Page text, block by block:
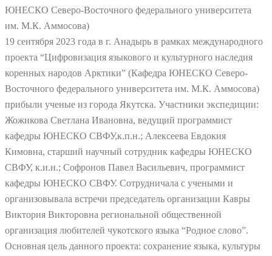
ЮНЕСКО Северо-Восточного федерального университета
им. М.К. Аммосова)
19 сентября 2023 года в г. Анадырь в рамках международного
проекта “Цифровизация языкового и культурного наследия
коренных народов Арктики” (Кафедра ЮНЕСКО Северо-
Восточного федерального университета им. М.К. Аммосова)
прибыли ученые из города Якутска. Участники экспедиции:
Жожикова Светлана Ивановна, ведущий программист
кафедры ЮНЕСКО СВФУ,к.п.н.; Алексеева Евдокия
Кимовна, старший научный сотрудник кафедры ЮНЕСКО
СВФУ, к.и.н.; Софронов Павел Васильевич, программист
кафедры ЮНЕСКО СВФУ. Сотрудничала с учеными и
организовывала встречи председатель организации Кавры
Виктория Викторовна региональной общественной
организация любителей чукотского языка “Родное слово”.
Основная цель данного проекта: сохранение языка, культуры